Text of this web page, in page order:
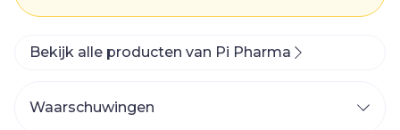
Bekijk alle producten van Pi Pharma
Waarschuwingen